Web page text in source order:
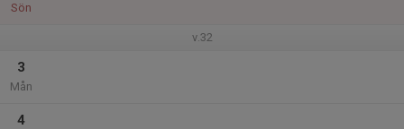
Sön
v.32
3
Mån
4